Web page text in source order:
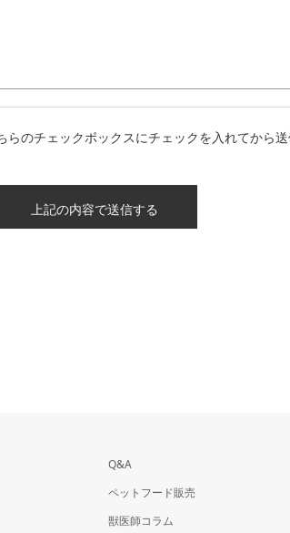
のチェックボックスにチェックを入れてから送
Q&A
ペットフード販売
獣医師コラム